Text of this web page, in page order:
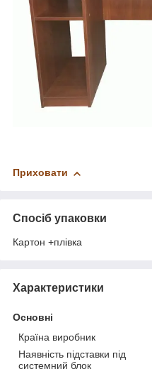
Приховати
Спосіб упаковки
Картон +плівка
Характеристики
Основні
Країна виробник
Наявність підставки під
системний блок